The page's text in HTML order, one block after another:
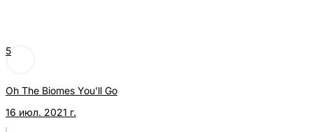
5
Oh The Biomes You'll Go
16 июл. 2021 г.